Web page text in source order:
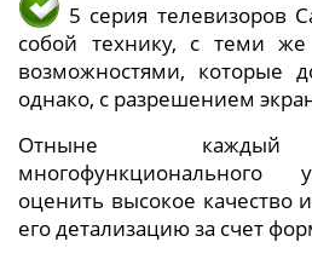
5 серия телевизоров
собой технику, с теми же
возможностями, которые
однако, с разрешением
Отныне каждый
многофункционального
оценить высокое качество
его детализацию за счет